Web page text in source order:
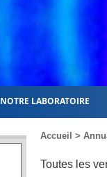
NOTRE LABORATOIRE
Accueil >
Toutes les